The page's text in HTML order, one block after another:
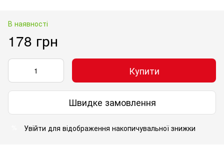
В наявності
178 грн
Купити
Швидке замовлення
Увійти для відображення накопичувальної знижки